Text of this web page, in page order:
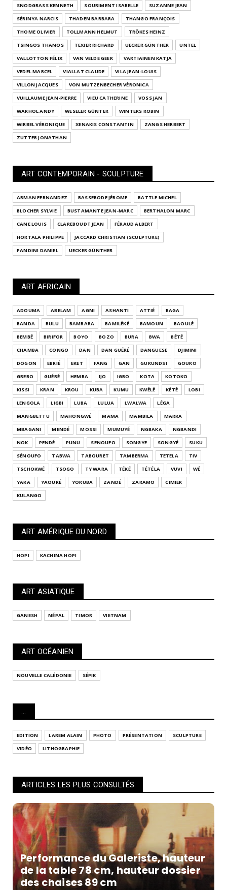
SNODGRASS KENNETH SOURIMENT ISABELLE
SUZANNE JEAN
SÉRINYA NARCIS
THADEN BARBARA
THANGO FRANÇOIS
THOME OLIVIER
TOLLMANN HELMUT
TRÖKES HEINZ
TSINGOS THANOS
TEXIER RICHARD UECKER GÜNTHER
UNTEL
VALLOTTON FÉLIX
VAN VELDE GEER
VARTIAINEN KATJA
VEDEL MARCEL
VIALLAT CLAUDE
VILA JEAN-LOUIS
VILLON JACQUES
VON MUTZENBECHER VÉRONICA
VUILLAUME JEAN-PIERRE
VIEU CATHERINE
VOSS JAN
WARHOL ANDY
WESELER GÜNTER
WINTERS ROBIN
WIRBEL VÉRONIQUE
XENAKIS CONSTANTIN
ZANGS HERBERT
ZUTTER JONATHAN
ART CONTEMPORAIN - SCULPTURE
ARMAN FERNANDEZ BASSERODE JÉROME
BATTLE MICHEL
BLOCHER SYLVIE
BUSTAMANTE JEAN-MARC
BERTHALON MARC
CANE LOUIS
CLAREBOUDT JEAN
FÉRAUD ALBERT
HORTALA PHILIPPE
JACCARD CHRISTIAN (SCULPTURE)
PANDINI DANIEL
UECKER GÜNTHER
ART AFRICAIN
ADOUMA ABELAM AGNI ASHANTI ATTIÉ
BAGA
BANDA
BULU BAMBARA BAMILÉKÉ BAMOUN
BAOULÉ
BEMBÉ
BIRIFOR BOYO BOZO BURA BWA
BÉTÉ
CHAMBA
CONGO DAN DAN GUÉRÉ DANGUESE
DJIMINI
DOGON
EBRIÉ EKET FANG GAN GURUNDSI
GOURO
GREBO
GUÉRÉ HEMBA IJO IGBO KOTA
KOTOKO
KISSI
KRAN KROU KUBA KUMU KWÉLÉ KÉTÉ
LOBI
LENGOLA
LIGBI LUBA LULUA LWALWA
LÉGA
MANGBETTU
MAHONGWÉ MAMA MAMBILA
MARKA
MBAGANI
MENDÉ MOSSI MUMUYÉ NGBAKA
NGBANDI
NOK
PENDÉ PUNU SENOUFO SONGYE SONGYÉ
SUKU
SÉNOUFO
TABWA TABOURET TAMBERMA TETELA
TIV
TSCHOKWÉ
TSOGO TY WARA TÉKÉ TÉTÉLA VUVI
WÉ
YAKA
YAOURÉ YORUBA ZANDÉ ZARAMO
CIMIER
KULANGO
ART AMÉRIQUE DU NORD
HOPI KACHINA HOPI
ART ASIATIQUE
GANESH NÉPAL TIMOR VIETNAM
ART OCÉANIEN
NOUVELLE CALÉDONIE SÉPIK
...
EDITION LAREM ALAIN PHOTO PRÉSENTATION
SCULPTURE
VIDÉO
LITHOGRAPHIE
ARTICLES LES PLUS CONSULTÉS
Performance du Galeriste, hauteur
de la table 78 cm, hauteur dossier
des chaises 89 cm